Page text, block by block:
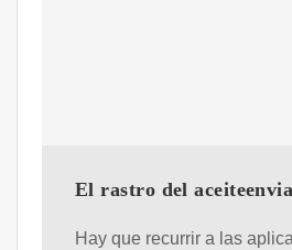
El rastro del
Hay que recurrir a las